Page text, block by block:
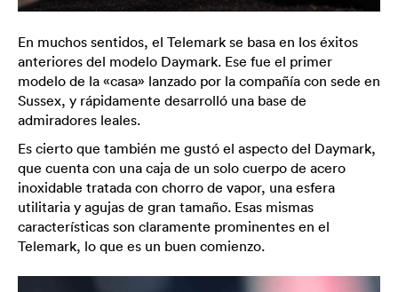
En muchos sentidos, el Telemark se basa en los éxitos
anteriores del modelo Daymark. Ese fue el primer
modelo de la «casa» lanzado por la compañía con sede en
Sussex, y rápidamente desarrolló una base de
admiradores leales.
Es cierto que también me gustó el aspecto del Daymark,
que cuenta con una caja de un solo cuerpo de acero
inoxidable tratada con chorro de vapor, una esfera
utilitaria y agujas de gran tamaño. Esas mismas
características son claramente prominentes en el
Telemark, lo que es un buen comienzo.